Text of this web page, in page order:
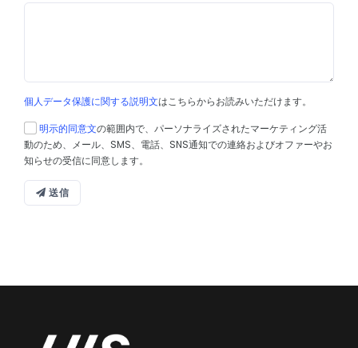
個人データ保護に関する説明文はこちらからお読みいただけます。
明示的同意文の範囲内で、パーソナライズされたマーケティング活
動のため、メール、SMS、電話、SNS通知での連絡およびオファーやお
知らせの受信に同意します。
送信